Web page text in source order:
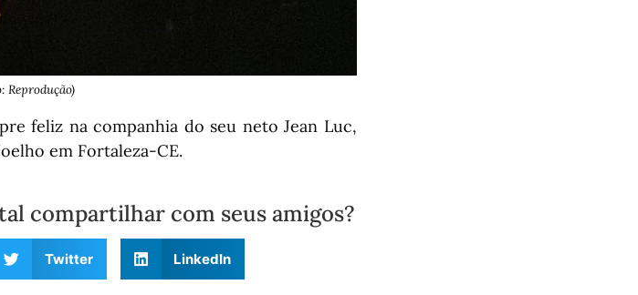
Reprodução)
feliz na companhia do seu neto Jean Luc,
em Fortaleza-CE.
compartilhar com seus amigos?
Twitter LinkedIn